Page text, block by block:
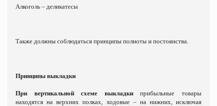
Алкоголь – деликатесы
Также должны соблюдаться принципы полноты и постоянства.
Принципы выкладки
При вертикальной схеме выкладкиприбыльные товары
находятся на верхних полках, ходовые – на нижних, исключая